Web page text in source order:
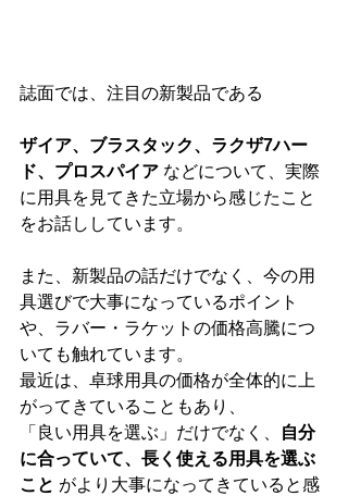
誌面では、注目の新製品である
ザイア、ブラスタック、ラクザ7ハー
ド、プロスパイア などについて、実際
に用具を見てきた立場から感じたこと
をお話ししています。
また、新製品の話だけでなく、今の用
具選びで大事になっているポイント
や、ラバー・ラケットの価格高騰につ
いても触れています。
最近は、卓球用具の価格が全体的に上
がってきていることもあり、
「良い用具を選ぶ」だけでなく、
自分
に合っていて、長く使える用具を選ぶ
こと がより大事になってきていると感